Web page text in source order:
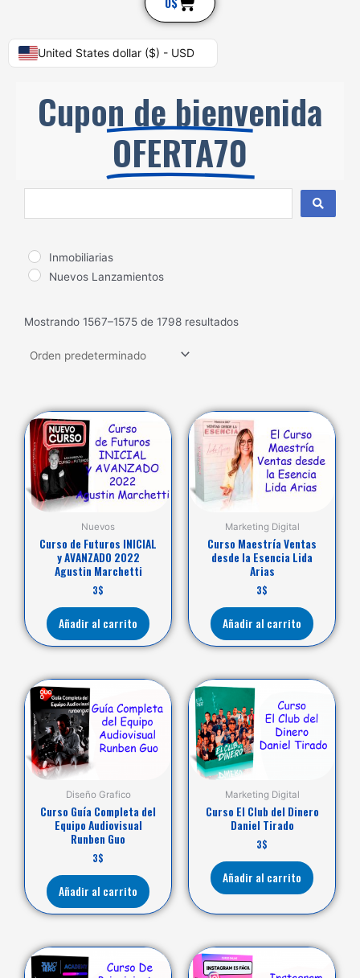
United States dollar ($) - USD
Cupon de bienvenida
OFERTA70
Inmobiliarias
Nuevos Lanzamientos
Mostrando 1567–1575 de 1798 resultados
Nuevos
Curso de Futuros INICIAL
y AVANZADO 2022
Agustin Marchetti
3$
Añadir al carrito
Marketing Digital
Curso Maestría Ventas
desde la Esencia Lida
Arias
3$
Añadir al carrito
Diseño Grafico
Curso Guía Completa del
Equipo Audiovisual
Runben Guo
3$
Añadir al carrito
Marketing Digital
Curso El Club del Dinero
Daniel Tirado
3$
Añadir al carrito